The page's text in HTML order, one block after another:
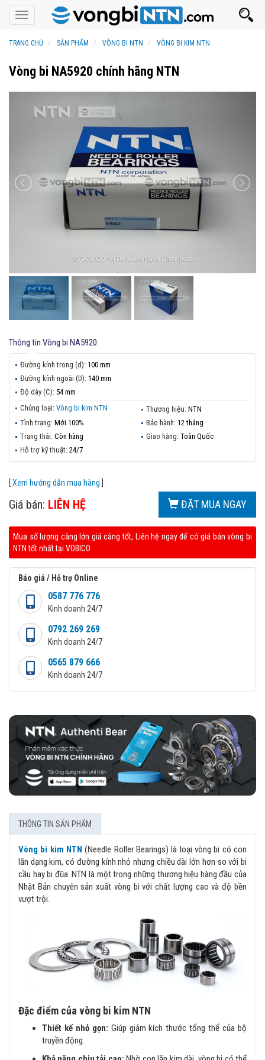
Toggle
navigation
TRANG CHỦ SẢN PHẨM VÒNG BI NTN VÒNG BI KIM NTN
Vòng bi NA5920 chính hãng NTN
Thông tin Vòng bi NA5920
Đường kính trong (d): 100 mm
Đường kính ngoài (D): 140 mm
Độ dày (C): 54 mm
Chủng loại: Vòng bi kim NTN Thương hiệu: NTN
Tình trạng: Mới 100% Bảo hành: 12 tháng
Trạng thái: Còn hàng Giao hàng: Toàn Quốc
Hỗ trợ kỹ thuật: 24/7
[Xem hướng dẫn mua hàng
Giá bán: LIÊN HỆ ĐẶT MUA NGAY
Mua số lượng càng lớn giá càng tốt, Liên hệ ngay để có giá bán vòng bi
NTN tốt nhất tại VOBICO
Báo giá / Hỗ trợ Online
0587 776 776
Kinh doanh 24/7
0792 269 269
Kinh doanh 24/7
0565 879 666
Kinh doanh 24/7
THÔNG TIN SẢN PHẨM
Vòng bi kim NTN (Needle Roller Bearings) là loại vòng bi có con
lăn dạng kim, có đường kính nhỏ nhưng chiều dài lớn hơn so với bi
cầu hay bi đũa. NTN là một trong những thương hiệu hàng đầu của
Nhật Bản chuyên sản xuất vòng bi với chất lượng cao và độ bền
vượt trội.
Đặc điểm của vòng bi kim NTN
Thiết kế nhỏ gọn: Giúp giảm kích thước tổng thể của bộ
truyền động.